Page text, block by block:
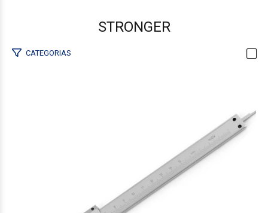
STRONGER
CATEGORIAS